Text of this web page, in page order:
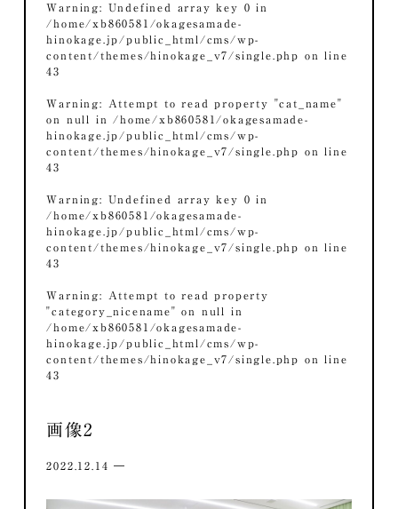
Warning: Undefined array key 0 in
/home/xb860581/okagesamade-
hinokage.jp/public_html/cms/wp-
content/themes/hinokage_v7/single.php
on line
43
Warning: Attempt to read property "cat_name"
on null in /home/xb860581/okagesamade-
hinokage.jp/public_html/cms/wp-
content/themes/hinokage_v7/single.php
on line
43
Warning: Undefined array key 0 in
/home/xb860581/okagesamade-
hinokage.jp/public_html/cms/wp-
content/themes/hinokage_v7/single.php
on line
43
Warning: Attempt to read property
"category_nicename" on null in
/home/xb860581/okagesamade-
hinokage.jp/public_html/cms/wp-
content/themes/hinokage_v7/single.php
on line
43
画像2
2022.12.14 ―